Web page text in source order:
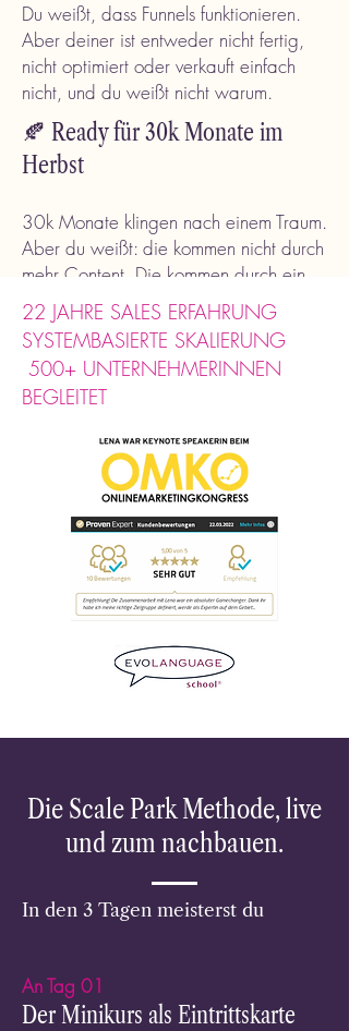
Du weißt, dass Funnels funktionieren.
Aber deiner ist entweder nicht fertig,
nicht optimiert oder verkauft einfach
nicht, und du weißt nicht warum.
🍂 Ready für 30k Monate im
Herbst
30k Monate klingen nach einem Traum.
Aber du weißt: die kommen nicht durch
mehr Content. Die kommen durch ein
System das im Hintergrund läuft. Und
jetzt ist die perfekte Zeit, um genau
dieses System dafür aufzubauen, um im
Oktober auf 30k+ zu skalieren.
22 JAHRE SALES ERFAHRUNG
SYSTEMBASIERTE SKALIERUNG
500+ UNTERNEHMERINNEN
BEGLEITET
Die Scale Park Methode, live
und zum nachbauen.
In den 3 Tagen meisterst du
An Tag 01
Der Minikurs als Eintrittskarte